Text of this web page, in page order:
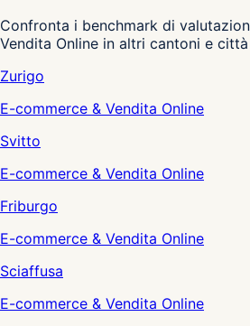
Confronta i benchmark di
Vendita Online in altri cantoni e
Zurigo
E-commerce & Vendita Online
Svitto
E-commerce & Vendita Online
Friburgo
E-commerce & Vendita Online
Sciaffusa
E-commerce & Vendita Online